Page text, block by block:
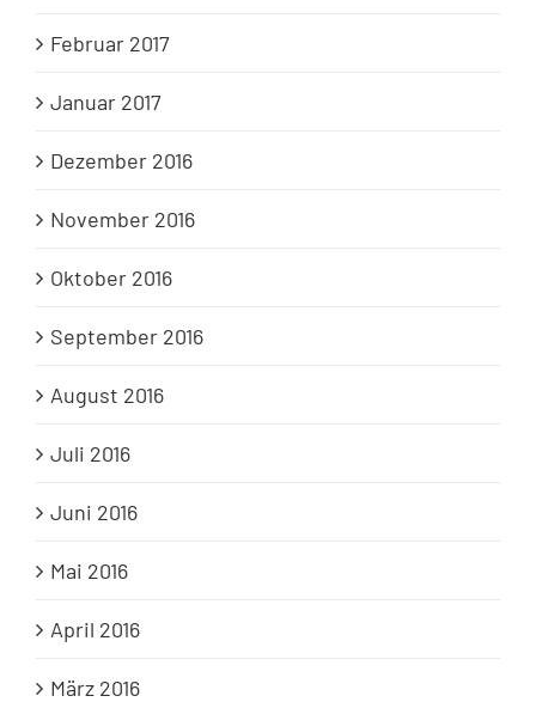
Februar 2017
Januar 2017
Dezember 2016
November 2016
Oktober 2016
September 2016
August 2016
Juli 2016
Juni 2016
Mai 2016
April 2016
März 2016